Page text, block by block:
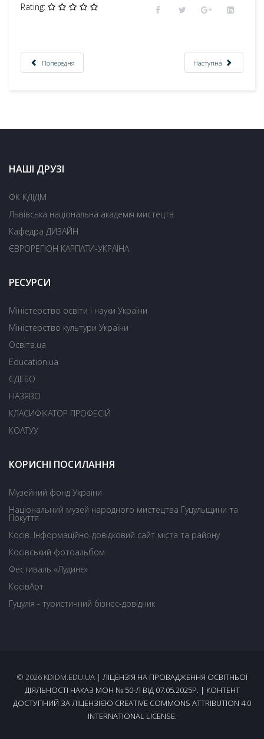
Rating:
Попередня Наступна
НАШІ ДРУЗІ
ФК КДІДМ
Львівська національна академія мистецтв
Кафедра ДИЗАЙН
ЄВРОРЕГІОН КАРПАТИ-УКРАЇНА
РЕСУРСИ
Міністерство освіти і науки України
Міністерство культури України
Освіта.ua
Education.ua
ЄДЕБО
НАЗЯВО
КЛАСИФІКАТОР ПРОФЕСІЙ
КОАТУУ
КОРИСНІ ПОСИЛАННЯ
Музейний фонд України
Національний музей народного мистецтва Гуцульщини та
Покуття
Косів. Інформаційно-довідковий сайт міста та району
Косівський фотоальбом
Фестиваль «Лудинє»
КосівАрт
Гуцулія - туристичний бізнес-довідник
© 2026 KDIDM.EDU.UA | ЛІЦЕНЗІЯ НА ПРОВАДЖЕННЯ ОСВІТНЬОЇ
ДІЯЛЬНОСТІ НАКАЗ МОН № 50-Л ВІД 07.05.2025Р. | КОНТЕНТ
ДОСТУПНИЙ ЗА ЛІЦЕНЗІЄЮ CREATIVE COMMONS ATTRIBUTION 4.0
INTERNATIONAL LICENSE.